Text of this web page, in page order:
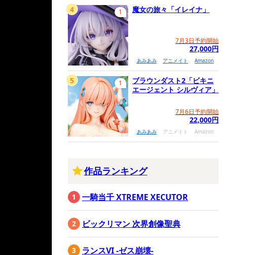
魔女の旅々「イレイナ」
7月3日予約開始
27,000円
あみあみ アニメイト Amazon
1
4
ブラウンダスト2「ビキニ
エージェント シルヴィア」
7月6日予約開始
22,000円
あみあみ アニメイト Amazon
1
5
作品ランキング
一騎当千 XTREME XECUTOR
ビックリマン 次界創像聖典
ランスVI -ゼス崩壊-